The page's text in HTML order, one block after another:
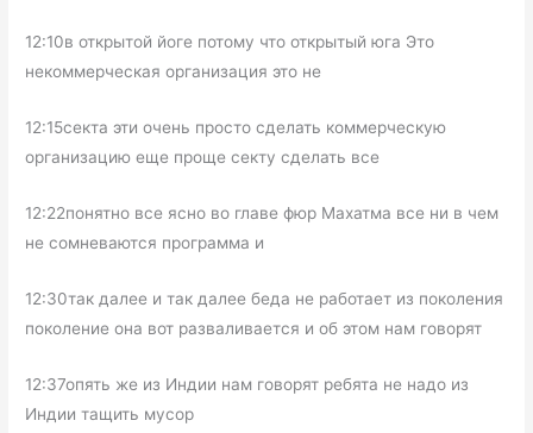
12:10в открытой йоге потому что открытый юга Это
некоммерческая организация это не
12:15секта эти очень просто сделать коммерческую
организацию еще проще секту сделать все
12:22понятно все ясно во главе фюр Махатма все ни в чем
не сомневаются программа и
12:30так далее и так далее беда не работает из поколения
поколение она вот разваливается и об этом нам говорят
12:37опять же из Индии нам говорят ребята не надо из
Индии тащить мусор